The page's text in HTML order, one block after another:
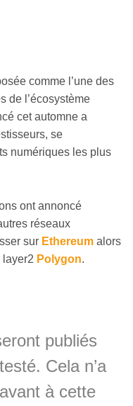
comme l’une des
de l’écosystème
cet automne a
se
numériques les plus
ont annoncé
réseaux
sur Ethereum alors
layer2 Polygon.
publiés
Cela n’a
à cette